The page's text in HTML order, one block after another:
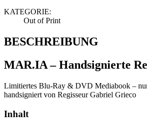
KATEGORIE:
Out of Print
BESCHREIBUNG
MAR.IA – Handsignierte
Limitiertes Blu-Ray & DVD Mediabook –
handsigniert von Regisseur Gabriel Grieco
Inhalt